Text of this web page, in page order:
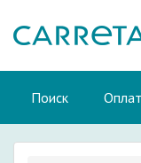
Поиск